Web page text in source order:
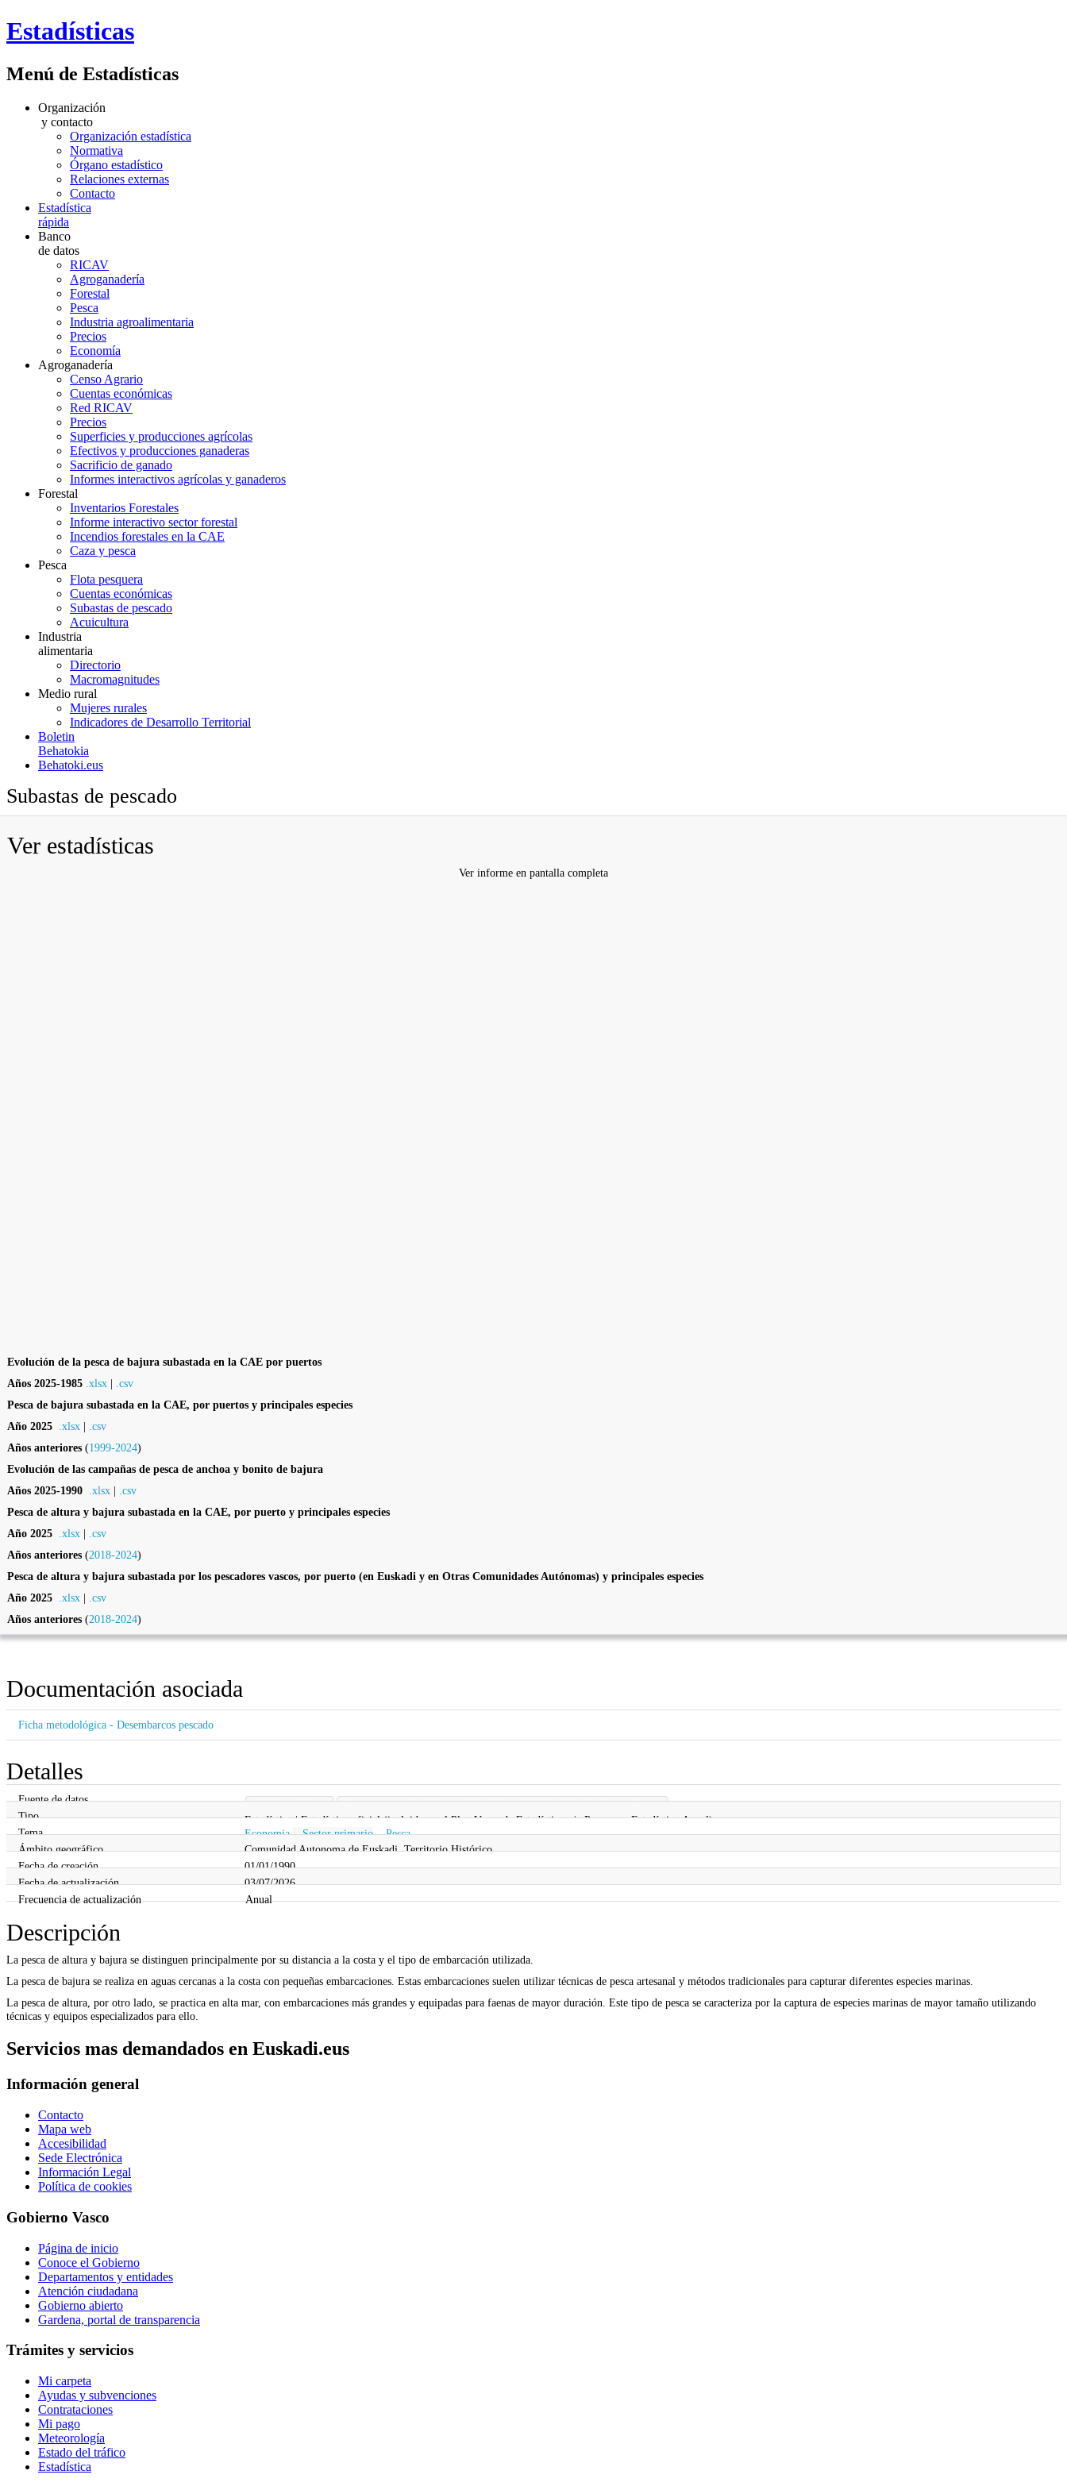
Estadísticas
Menú de Estadísticas
Organización
y contacto
Organización estadística
Normativa
Órgano estadístico
Relaciones externas
Contacto
Estadística
rápida
Banco
de datos
RICAV
Agroganadería
Forestal
Pesca
Industria agroalimentaria
Precios
Economía
Agroganadería
Censo Agrario
Cuentas económicas
Red RICAV
Precios
Superficies y producciones agrícolas
Efectivos y producciones ganaderas
Sacrificio de ganado
Informes interactivos agrícolas y ganaderos
Forestal
Inventarios Forestales
Informe interactivo sector forestal
Incendios forestales en la CAE
Caza y pesca
Pesca
Flota pesquera
Cuentas económicas
Subastas de pescado
Acuicultura
Industria
alimentaria
Directorio
Macromagnitudes
Medio rural
Mujeres rurales
Indicadores de Desarrollo Territorial
Boletin
Behatokia
Behatoki.eus
Subastas de pescado
Ver estadísticas
Ver informe en pantalla completa
Evolución de la pesca de bajura subastada en la CAE por puertos
Años 2025-1985 .xlsx | .csv
Pesca de bajura subastada en la CAE, por puertos y principales especies
Año 2025
.xlsx | .csv
Años anteriores (1999-2024)
Evolución de las campañas de pesca de anchoa y bonito de bajura
Años 2025-1990
.xlsx | .csv
Pesca de altura y bajura subastada en la CAE, por puerto y principales especies
Año 2025
.xlsx | .csv
Años anteriores (2018-2024)
Pesca de altura y bajura subastada por los pescadores vascos, por puerto (en Euskadi y en Otras Comunidades Autónomas) y principales especies
Año 2025
.xlsx | .csv
Años anteriores (2018-2024)
Documentación asociada
Ficha metodológica - Desembarcos pescado
Detalles
Fuente de datos Gobierno Vasco Departamento de Alimentación, Desarrollo Rural, Agricultura y Pesca
Tipo
Estadística | Estadística oficial (incluida en el Plan Vasco de Estadística y/o Programa Estadístico Anual)
Tema
Economia ,Sector primario ,Pesca
Ámbito geográfico
Comunidad Autonoma de Euskadi, Territorio Histórico
Fecha de creación
01/01/1990
Fecha de actualización
03/07/2026
Frecuencia de actualización
Anual
Descripción
La pesca de altura y bajura se distinguen principalmente por su distancia a la costa y el tipo de embarcación utilizada.
La pesca de bajura se realiza en aguas cercanas a la costa con pequeñas embarcaciones. Estas embarcaciones suelen utilizar técnicas de pesca artesanal y métodos tradicionales para capturar diferentes especies marinas.
La pesca de altura, por otro lado, se practica en alta mar, con embarcaciones más grandes y equipadas para faenas de mayor duración. Este tipo de pesca se caracteriza por la captura de especies marinas de mayor tamaño utilizando
técnicas y equipos especializados para ello.
Servicios mas demandados en Euskadi.eus
Información general
Contacto
Mapa web
Accesibilidad
Sede Electrónica
Información Legal
Política de cookies
Gobierno Vasco
Página de inicio
Conoce el Gobierno
Departamentos y entidades
Atención ciudadana
Gobierno abierto
Gardena, portal de transparencia
Trámites y servicios
Mi carpeta
Ayudas y subvenciones
Contrataciones
Mi pago
Meteorología
Estado del tráfico
Estadística